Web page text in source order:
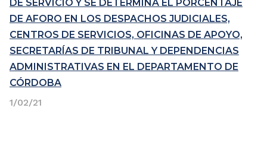
DE SERVICIO Y SE DETERMINA EL PORCENTAJE
DE AFORO EN LOS DESPACHOS JUDICIALES,
CENTROS DE SERVICIOS, OFICINAS DE APOYO,
SECRETARÍAS DE TRIBUNAL Y DEPENDENCIAS
ADMINISTRATIVAS EN EL DEPARTAMENTO DE
CÓRDOBA
1/02/21